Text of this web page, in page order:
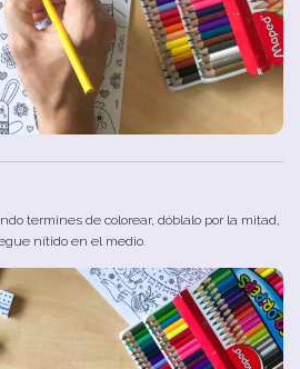
termines de colorear, dóblalo por la mitad,
nítido en el medio.